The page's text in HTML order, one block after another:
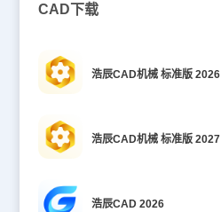
CAD下载
浩辰CAD机械 标准版 2026
浩辰CAD机械 标准版 2027
浩辰CAD 2026